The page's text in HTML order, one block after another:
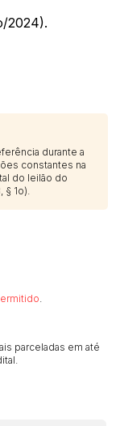
2024).
durante a
constantes na
do leilão do
§ 1o).
parceladas em até